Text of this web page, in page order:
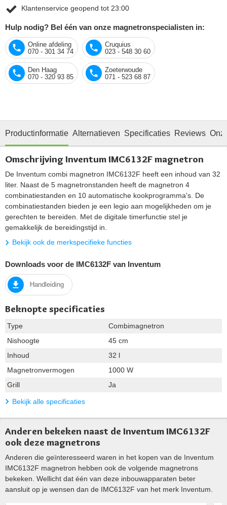
Klantenservice geopend tot 23:00
Hulp nodig? Bel één van onze magnetronspecialisten in:
Online afdeling
070 - 301 34 74
Cruquius
023 - 548 30 60
Den Haag
070 - 320 93 85
Zoeterwoude
071 - 523 68 87
Productinformatie Alternatieven Specificaties Reviews
Omschrijving Inventum IMC6132F magnetron
De Inventum combi magnetron IMC6132F heeft een inhoud van 32
liter. Naast de 5 magnetronstanden heeft de magnetron 4
combinatiestanden en 10 automatische kookprogramma's. De
combinatiestanden bieden je een legio aan mogelijkheden om je
gerechten te bereiden. Met de digitale timerfunctie stel je
gemakkelijk de bereidingstijd in.
Bekijk ook de merkspecifieke functies
Downloads voor de IMC6132F van Inventum
Handleiding
Beknopte specificaties
Type
Combimagnetron
Nishoogte
45 cm
Inhoud
32 l
Magnetronvermogen
1000 W
Grill
Ja
Bekijk alle specificaties
Anderen bekeken naast de Inventum IMC6132F
ook deze magnetrons
Anderen die geïnteresseerd waren in het kopen van de Inventum
IMC6132F magnetron hebben ook de volgende magnetrons
bekeken. Wellicht dat één van deze inbouwapparaten beter
aansluit op je wensen dan de IMC6132F van het merk Inventum.